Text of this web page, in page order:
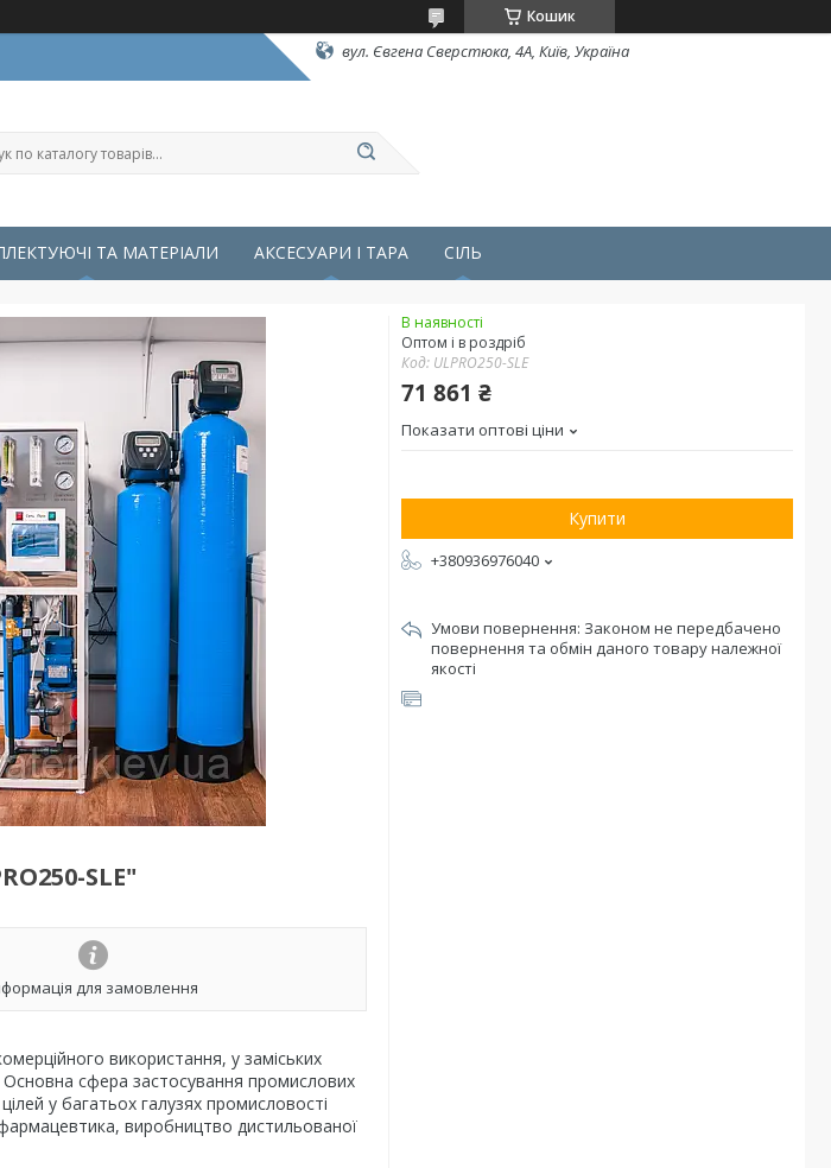
Кошик
вул. Євгена Сверстюка, 4А, Київ, Україна
ТА МАТЕРІАЛИ АКСЕСУАРИ І ТАРА СІЛЬ
SLE"
для замовлення
використання, у заміських
сфера застосування промислових
у багатьох галузях промисловості
виробництво дистильованої
В наявності
Оптом і в роздріб
Код: ULPRO250-SLE
71 861 ₴
Показати оптові ціни
Купити
+380936976040
Законом не передбачено
повернення та обмін даного товару належної
якості